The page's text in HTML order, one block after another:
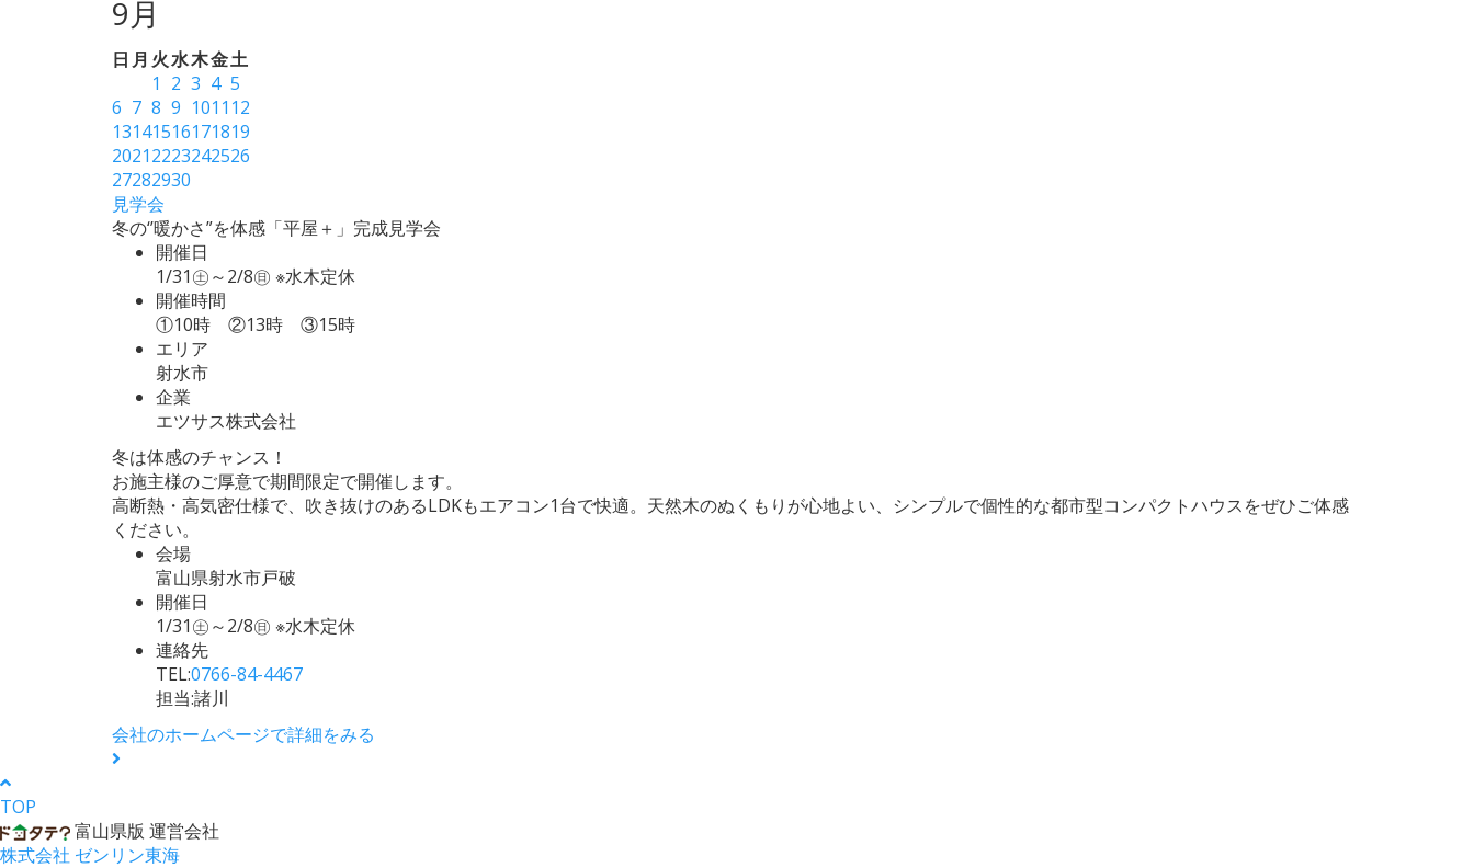
9月
日 月 火水木金土
1 2 3 4 5
6 7 8 9 1011 12
13141516171819
20212223242526
27282930
見学会
冬の‘’暖かさ”を体感「平屋＋」完成見学会
開催日
1/31㊏～2/8㊐ ※水木定休
開催時間
①10時 ②13時 ③15時
エリア
射水市
企業
エツサス株式会社
冬は体感のチャンス！
お施主様のご厚意で期間限定で開催します。
高断熱・高気密仕様で、吹き抜けのあるLDKもエアコン1台で快適。天然木のぬくもりが心地よい、シンプルで個性的な都市型コンパクトハウスをぜひご体感
ください。
会場
富山県射水市戸破
開催日
1/31㊏～2/8㊐ ※水木定休
連絡先
TEL:0766-84-4467
担当:諸川
会社のホームページで詳細をみる
TOP
富山県版 運営会社
株式会社 ゼンリン東海